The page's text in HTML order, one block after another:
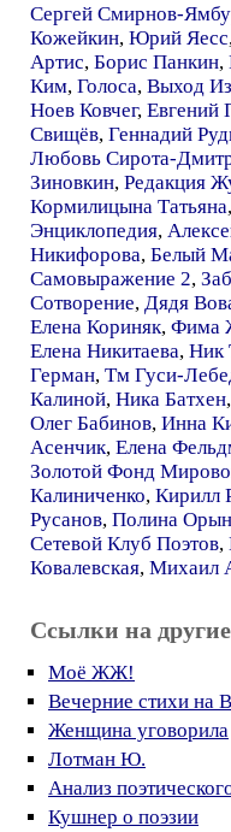
Сергей Смирнов-
Кожейкин, Юрий Яесс,
Артис, Борис Панкин,
Ким, Голоса, Выход
Ноев Ковчег, Евгений
Свищёв, Геннадий
Любовь Сирота-
Зиновкин, Редакция
Кормилицына Татьяна,
Энциклопедия,
Никифорова, Белый
Самовыражение 2,
Сотворение, Дядя
Елена Кориняк, Фима
Елена Никитаева, Ник
Герман, Тм Гуси-
Калиной, Ника Батхен,
Олег Бабинов, Инна
Асенчик, Елена
Золотой Фонд
Калиниченко, Кирилл
Русанов, Полина
Сетевой Клуб Поэтов,
Ковалевская, Михаил
Ссылки на
Моё ЖЖ!
Вечерние стихи на
Женщина уговорила
Лотман Ю.
Анализ
Кушнер о поэзии